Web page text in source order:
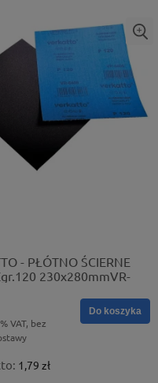
- PŁÓTNO ŚCIERNE
230x280mmVR-
VAT, bez
1,79 zł
Do koszyka